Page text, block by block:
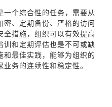
个综合性的任务，需要从
密、定期备份、严格的访问
全措施，组织可以有效提高
训和定期评估也是不可或缺
和最佳实践，能够为组织的
务的连续性和稳定性。